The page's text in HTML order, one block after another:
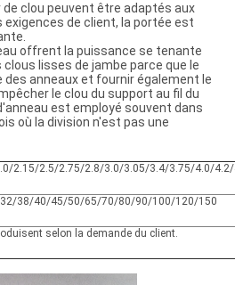
de clou peuvent être adaptés aux
exigences de client, la portée est
offrent la puissance se tenante
lisses de jambe parce que le
anneaux et fournir également le
le clou du support au fil du
est employé souvent dans
où la division n'est pas une
2.15/2.5/2.75/2.8/3.0/3.05/3.4/3.75/4.0/
38/40/45/50/65/70/80/90/100/120/150
selon la demande du client.